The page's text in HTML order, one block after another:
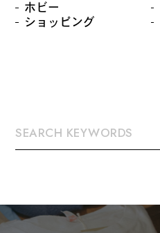
ホビー
ショッピング